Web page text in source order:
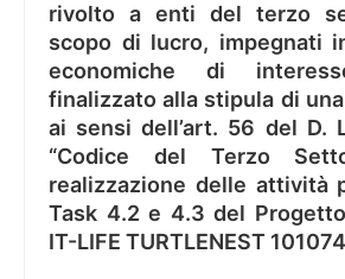
rivolto a enti del terzo
scopo di lucro, impegnati
economiche di
finalizzato alla stipula di
ai sensi dell’art. 56 del D.
“Codice del Terzo
realizzazione delle attività
Task 4.2 e 4.3 del Progetto
IT-LIFE TURTLENEST